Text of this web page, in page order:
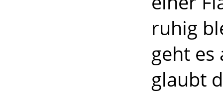
ruhig
geht es
glaubt